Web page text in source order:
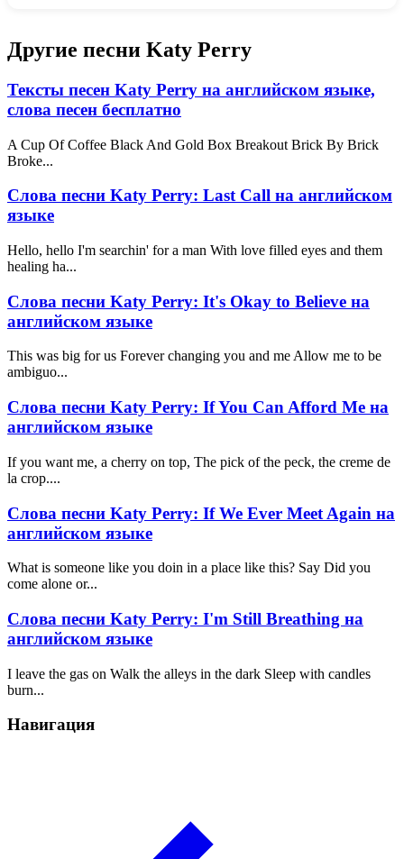
Другие песни Katy Perry
Тексты песен Katy Perry на английском языке,
слова песен бесплатно
A Cup Of Coffee Black And Gold Box Breakout Brick By Brick
Broke...
Слова песни Katy Perry: Last Call на английском
языке
Hello, hello I'm searchin' for a man With love filled eyes and them
healing ha...
Слова песни Katy Perry: It's Okay to Believe на
английском языке
This was big for us Forever changing you and me Allow me to be
ambiguo...
Слова песни Katy Perry: If You Can Afford Me на
английском языке
If you want me, a cherry on top, The pick of the peck, the creme de
la crop....
Слова песни Katy Perry: If We Ever Meet Again на
английском языке
What is someone like you doin in a place like this? Say Did you
come alone or...
Слова песни Katy Perry: I'm Still Breathing на
английском языке
I leave the gas on Walk the alleys in the dark Sleep with candles
burn...
Навигация